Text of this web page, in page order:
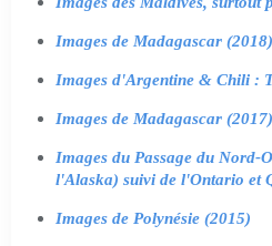
Images de Madagascar (2018)
Images d'Argentine & Chili :
Images de Madagascar (2017)
Images du Passage du Nord-
l'Alaska) suivi de l'Ontario et
Images de Polynésie (2015)